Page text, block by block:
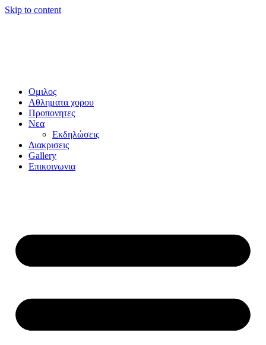
Skip to content
Ομιλος
Αθληματα χορου
Προπονητες
Νεα
Εκδηλώσεις
Διακρισεις
Gallery
Επικοινωνια